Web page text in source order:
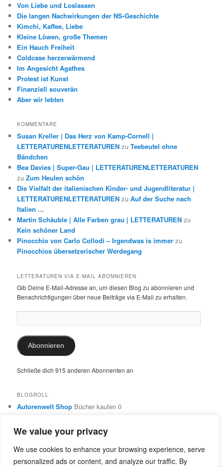
We value your privacy
We use cookies to enhance your browsing experience, serve
personalized ads or content, and analyze our traffic. By
Von Liebe und Loslassen
Die langen Nachwirkungen der NS-Geschichte
Kimchi, Kaffee, Liebe
Kleine Löwen, große Themen
Ein Hauch Freiheit
Coldcase herzerwärmend
Im Angesicht Agathes
Protest ist Kunst
Finanziell souverän
Aber wir lebten
KOMMENTARE
Susan Kreller | Das Herz von Kamp-Cornell |
LETTERATURENLETTERATUREN zuTeebeutel ohne
Bändchen
Bea Davies | Super-Gau | LETTERATURENLETTERATUREN
zuZum Heulen schön
Die Vielfalt der italienischen Kinder- und Jugendliteratur |
LETTERATURENLETTERATUREN zuAuf der Suche nach
Italien …
Martin Schäuble | Alle Farben grau | LETTERATUREN zu
Kein schöner Land
Pinocchio von Carlo Collodi – Irgendwas is immer zu
Pinocchios übersetzerischer Werdegang
LETTERATUREN VIA E-MAIL ABONNIEREN
Gib Deine E-Mail-Adresse an, um diesen Blog zu abonnieren und
Benachrichtigungen über neue Beiträge via E-Mail zu erhalten.
Mail-
Adresse:
Abonnieren
Schließe dich 915 anderen Abonnenten an
BLOGROLL
Autorenwelt Shop Bücher kaufen 0
0
Dr. Ulrike SchimmingÜbersetzungen aus dem Italienischen
und Englischen 0